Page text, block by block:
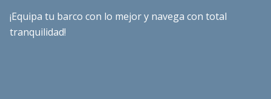
¡Equipa tu barco con lo mejor y navega con total
tranquilidad!